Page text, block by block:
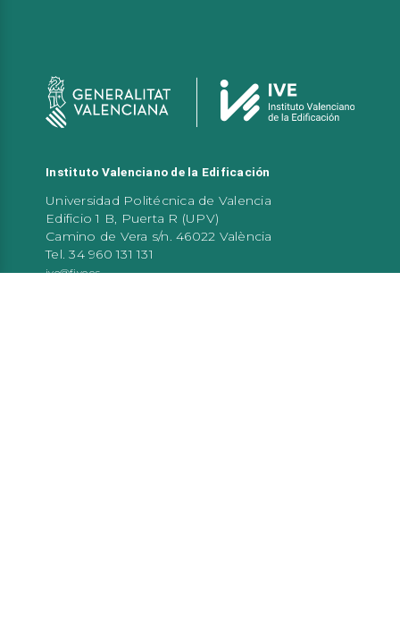
Instituto Valenciano de la Edificación
Universidad Politécnica de Valencia
Edificio 1 B, Puerta R (UPV)
Camino de Vera s/n. 46022 València
Tel. 34 960 131 131
ive@five.es